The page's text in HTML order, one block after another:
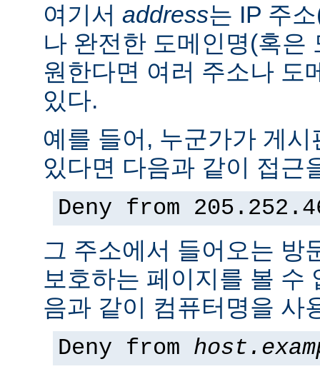
여기서 address는 IP 주
나 완전한 도메인명(혹은
원한다면 여러 주소나 도
있다.
예를 들어, 누군가가 게
있다면 다음과 같이 접근
Deny from
그 주소에서 들어오는 방
보호하는 페이지를 볼 수
음과 같이 컴퓨터명을 사
Deny from